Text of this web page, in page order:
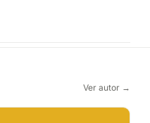
Ver autor →